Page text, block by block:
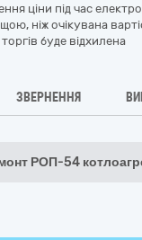
ціни під час
ніж очікувана
буде відхилена
ЗВЕРНЕННЯ
РОП-54